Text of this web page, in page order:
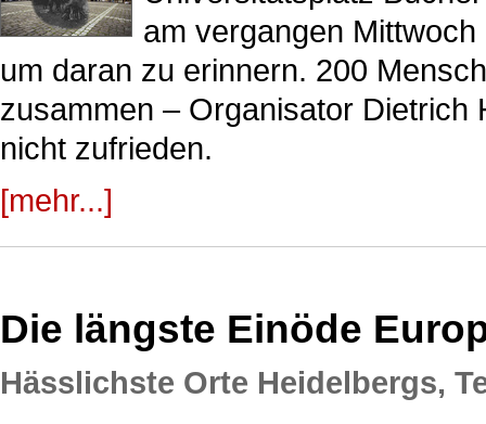
am vergangen
um daran zu erinnern. 200
zusammen – Organisator
nicht zufrieden.
[mehr...]
Die längste Einöde
Hässlichste Orte Heidelbergs,